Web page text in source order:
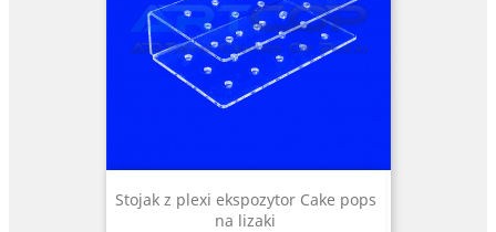
Stojak z plexi ekspozytor Cake pops
na lizaki